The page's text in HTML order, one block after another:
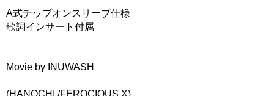
A式チップオンスリーブ仕様
歌詞インサート付属
Movie by INUWASH
(HANOCHI /FEROCIOUS X)